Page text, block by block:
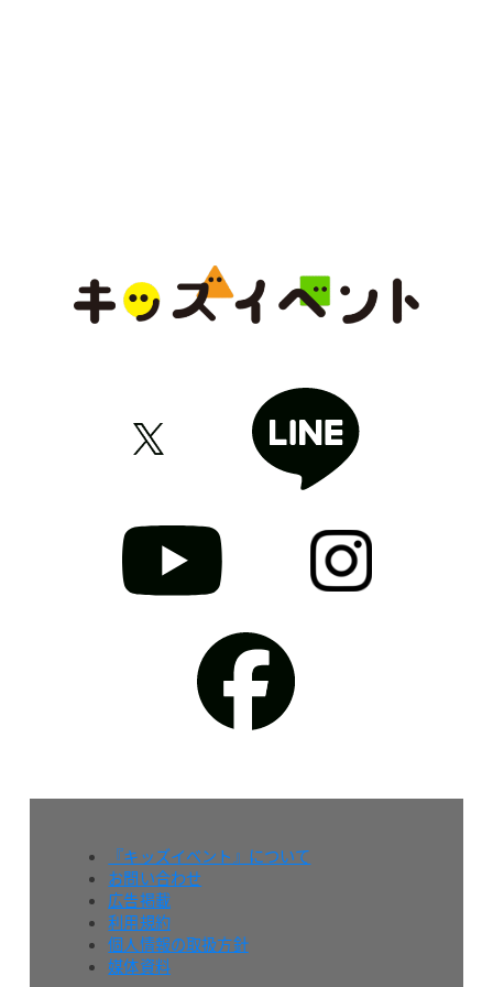
『キッズイベント』について
お問い合わせ
広告掲載
利用規約
個人情報の取扱方針
媒体資料